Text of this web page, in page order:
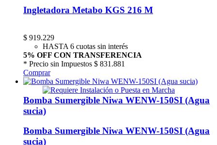
Ingletadora Metabo KGS 216 M
$ 919.229
HASTA 6 cuotas sin interés
5% OFF CON TRANSFERENCIA
* Precio sin Impuestos $ 831.881
Comprar
Bomba Sumergible Niwa WENW-150SI (Agua
sucia)
Bomba Sumergible Niwa WENW-150SI (Agua
sucia)